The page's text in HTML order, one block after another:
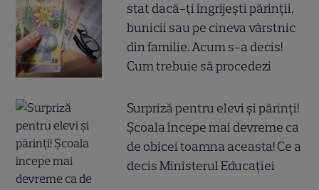
stat dacă-ți îngrijești părinții,
bunicii sau pe cineva vârstnic
din familie. Acum s-a decis!
Cum trebuie să procedezi
Surpriză pentru elevi și părinți!
Școala începe mai devreme ca
de obicei toamna aceasta! Ce a
decis Ministerul Educației